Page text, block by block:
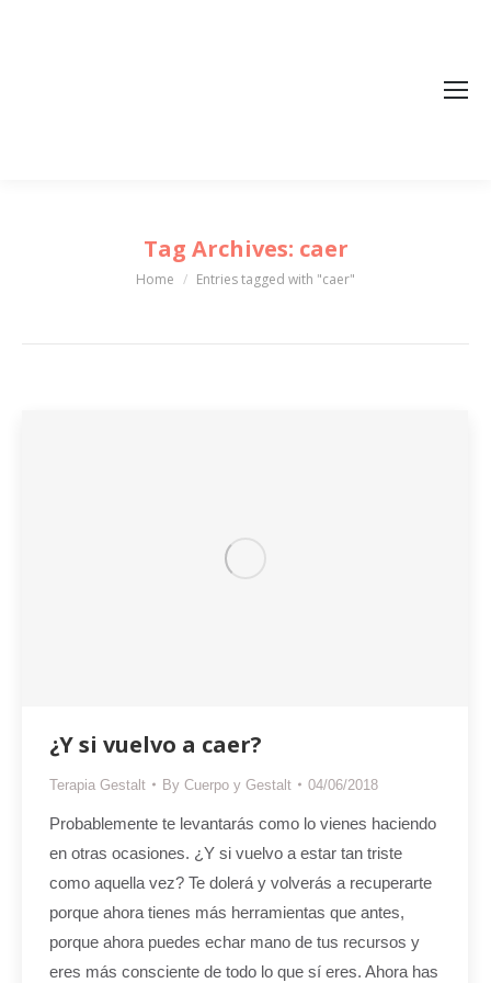
Tag Archives: caer
You are here:
Home Entries tagged with "caer"
¿Y si vuelvo a caer?
Terapia Gestalt By Cuerpo y Gestalt 04/06/2018
Probablemente te levantarás como lo vienes haciendo
en otras ocasiones. ¿Y si vuelvo a estar tan triste
como aquella vez? Te dolerá y volverás a recuperarte
porque ahora tienes más herramientas que antes,
porque ahora puedes echar mano de tus recursos y
eres más consciente de todo lo que sí eres. Ahora has